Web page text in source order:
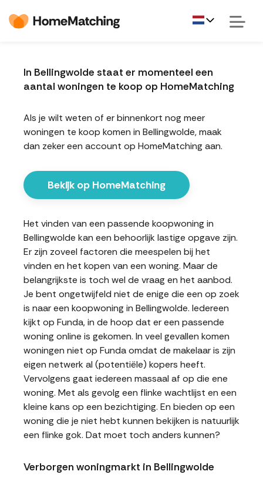
In Bellingwolde staat er momenteel een
aantal woningen te koop op HomeMatching
Als je wilt weten of er binnenkort nog meer
woningen te koop komen in Bellingwolde, maak
dan zeker een account op HomeMatching aan.
Bekijk op HomeMatching
Het vinden van een passende koopwoning in
Bellingwolde kan een behoorlijk lastige opgave zijn.
Er zijn zoveel factoren die meespelen bij het
vinden en het kopen van een woning. Maar de
belangrijkste is toch wel de vraag en het aanbod.
Je bent ongetwijfeld niet de enige die een op zoek
is naar een koopwoning in Bellingwolde. Iedereen
kijkt op Funda, in de hoop dat er een passende
woning online is gekomen. In veel gevallen komen
woningen niet op Funda omdat de makelaar is zijn
eigen netwerk al (potentiële) kopers heeft.
Vervolgens gaat iedereen massaal af op die ene
woning. Met als gevolg een flinke wachtlijst en een
kleine kans op een bezichtiging. En bieden op een
woning die je niet hebt kunnen bekijken is natuurlijk
een flinke gok. Dat moet toch anders kunnen?
Verborgen woningmarkt in Bellingwolde